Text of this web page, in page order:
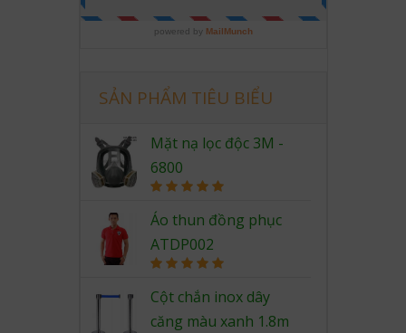
SẢN PHẨM TIÊU BIỂU
Mặt nạ lọc độc 3M -
6800
out of 5
Áo thun đồng phục
ATDP002
out of 5
Cột chắn inox dây
căng màu xanh 1.8m